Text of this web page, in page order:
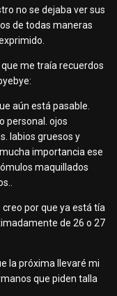
no se dejaba ver sus
de todas maneras
me traía recuerdos
aún está pasable.
personal. ojos
labios gruesos y
importancia ese
maquillados
creo por que ya está tía
de 26 o 27
la próxima llevaré mi
que piden talla